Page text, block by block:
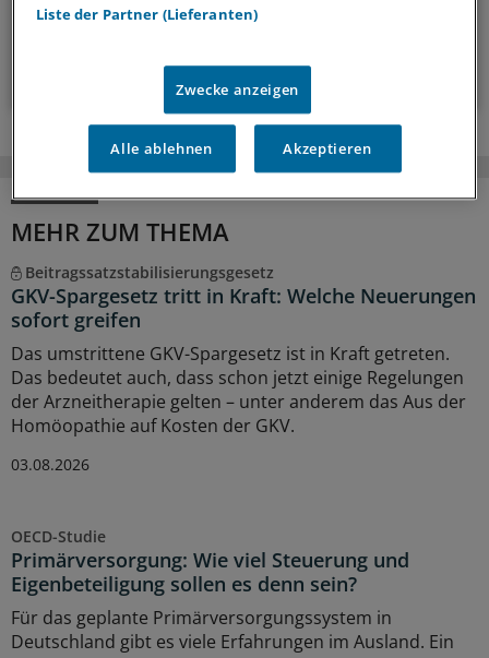
14-tägig, donnerstags
Zum Abonnieren bitte anmelden
MEHR ZUM THEMA
Beitragssatzstabilisierungsgesetz
GKV-Spargesetz tritt in Kraft: Welche Neuerungen
sofort greifen
Das umstrittene GKV-Spargesetz ist in Kraft getreten.
Das bedeutet auch, dass schon jetzt einige Regelungen
der Arzneitherapie gelten – unter anderem das Aus der
Homöopathie auf Kosten der GKV.
03.08.2026
OECD-Studie
Primärversorgung: Wie viel Steuerung und
Eigenbeteiligung sollen es denn sein?
Für das geplante Primärversorgungssystem in
Deutschland gibt es viele Erfahrungen im Ausland. Ein
Liste der Partner (Lieferanten)
Zwecke anzeigen
Alle ablehnen Akzeptieren